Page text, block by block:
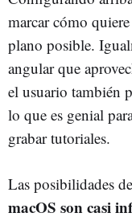
marcar cómo
plano posible.
angular que
el usuario también
lo que es genial
grabar tutoriales.
Las posibilidades
macOS son casi